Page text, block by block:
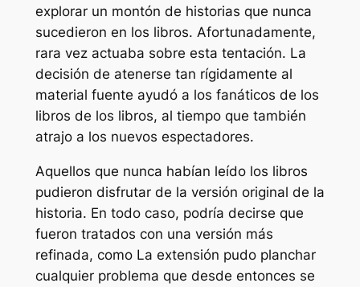
explorar un montón de historias que nunca
sucedieron en los libros. Afortunadamente,
rara vez actuaba sobre esta tentación. La
decisión de atenerse tan rígidamente al
material fuente ayudó a los fanáticos de los
libros de los libros, al tiempo que también
atrajo a los nuevos espectadores.
Aquellos que nunca habían leído los libros
pudieron disfrutar de la versión original de la
historia. En todo caso, podría decirse que
fueron tratados con una versión más
refinada, como La extensión pudo planchar
cualquier problema que desde entonces se